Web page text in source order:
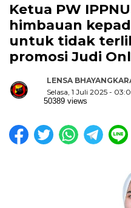
Ketua PW
himbauan
untuk tidak
promosi Judi
LENSA
Selasa, 1 Juli 2025 -
50389 views